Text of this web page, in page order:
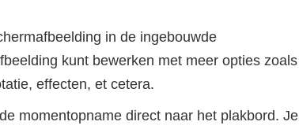
in de ingebouwde
kunt bewerken met meer opties zoals
effecten, et cetera.
momentopname direct naar het plakbord. Je